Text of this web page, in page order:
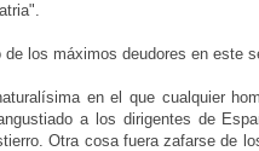
los máximos deudores en este
en el que cualquier
a los dirigentes de
Otra cosa fuera zafarse de